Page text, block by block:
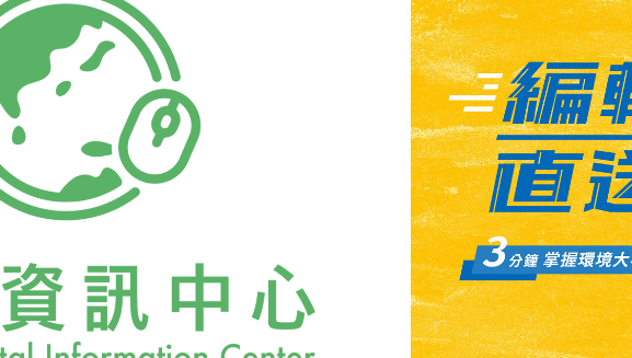
價格差異三至五倍，這樣的衛生紙被很多餐
前，儘管綠色團體的批評聲
雨林破壞有關的公司購買原
為這個產業是「有許多鮮明
其他的產業也有向APP購買